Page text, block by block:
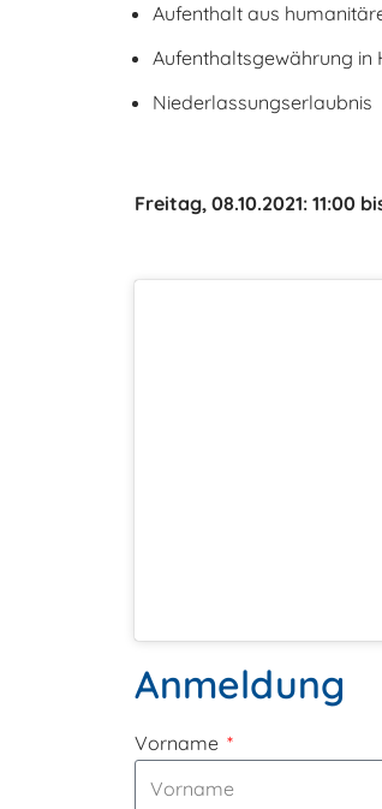
Aufenthalt aus
Aufenthaltsgewährung in
Niederlassungserlaubnis
Freitag, 08.10.2021: 11:00
Anmeldung
Vorname